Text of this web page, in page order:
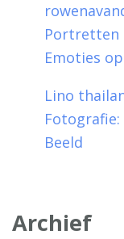
Portretten
Emoties
Lino
Beeld
Archief